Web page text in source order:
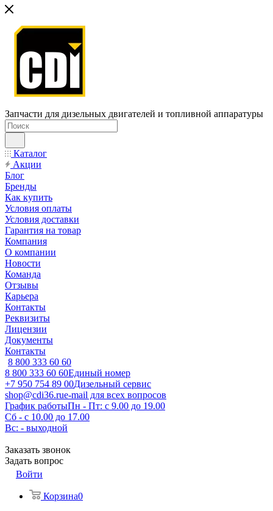
Запчасти для дизельных двигателей и топливной аппаратуры
Каталог
Акции
Блог
Бренды
Как купить
Условия оплаты
Условия доставки
Гарантия на товар
Компания
О компании
Новости
Команда
Отзывы
Карьера
Контакты
Реквизиты
Лицензии
Документы
Контакты
8 800 333 60 60
8 800 333 60 60Единый номер
+7 950 754 89 00Дизельный сервис
shop@cdi36.rue-mail для всех вопросов
График работыПн - Пт: с 9.00 до 19.00
Сб - с 10.00 до 17.00
Вс: - выходной
Заказать звонок
Задать вопрос
Войти
Корзина0